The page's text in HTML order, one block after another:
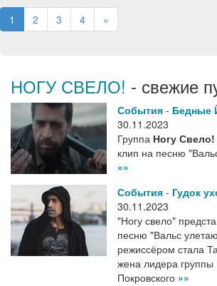
1 2 3 4 »
НОГУ СВЕЛО! - свежие
События - Бедные
30.11.2023
Группа Ногу Свело!
клип на песню
»»
События - Гудок
30.11.2023
"Ногу свело"
песню "Вальс
режиссёром стала
жена лидера
Покровского »»